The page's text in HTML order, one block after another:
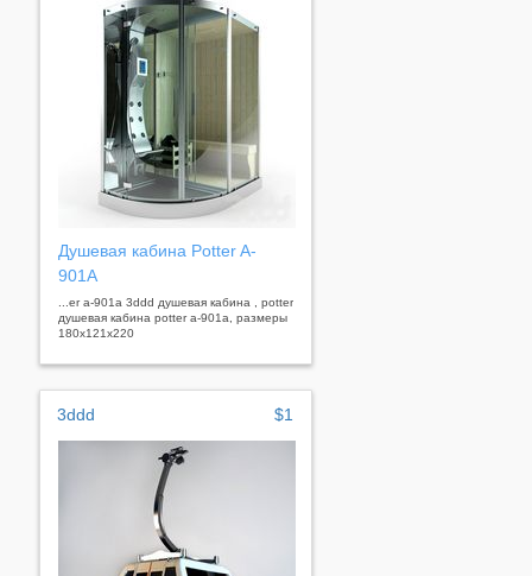
Душевая кабина Potter A-
901A
...er a-901a 3ddd душевая кабина , potter
душевая кабина potter a-901a, размеры
180x121x220
3ddd $1